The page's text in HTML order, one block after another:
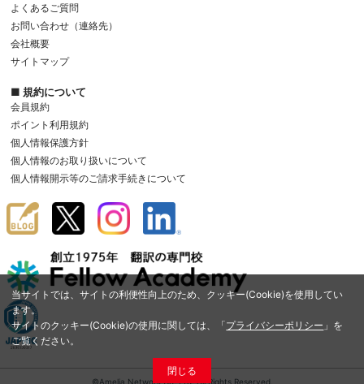
当サイトでは、サイトの利便性向上のため、クッキー(Cookie)を使用してい
ます。
サイトのクッキー(Cookie)の使用に関しては、「プライバシーポリシー 」を
ご覧ください。
閉じる
よくあるご質問
お問い合わせ（連絡先）
会社概要
サイトマップ
■ 規約について
会員規約
ポイント利用規約
個人情報保護方針
個人情報のお取り扱いについて
個人情報開示等のご請求手続きについて
©Amelia Network Co.,Ltd. All Rights Reserved.